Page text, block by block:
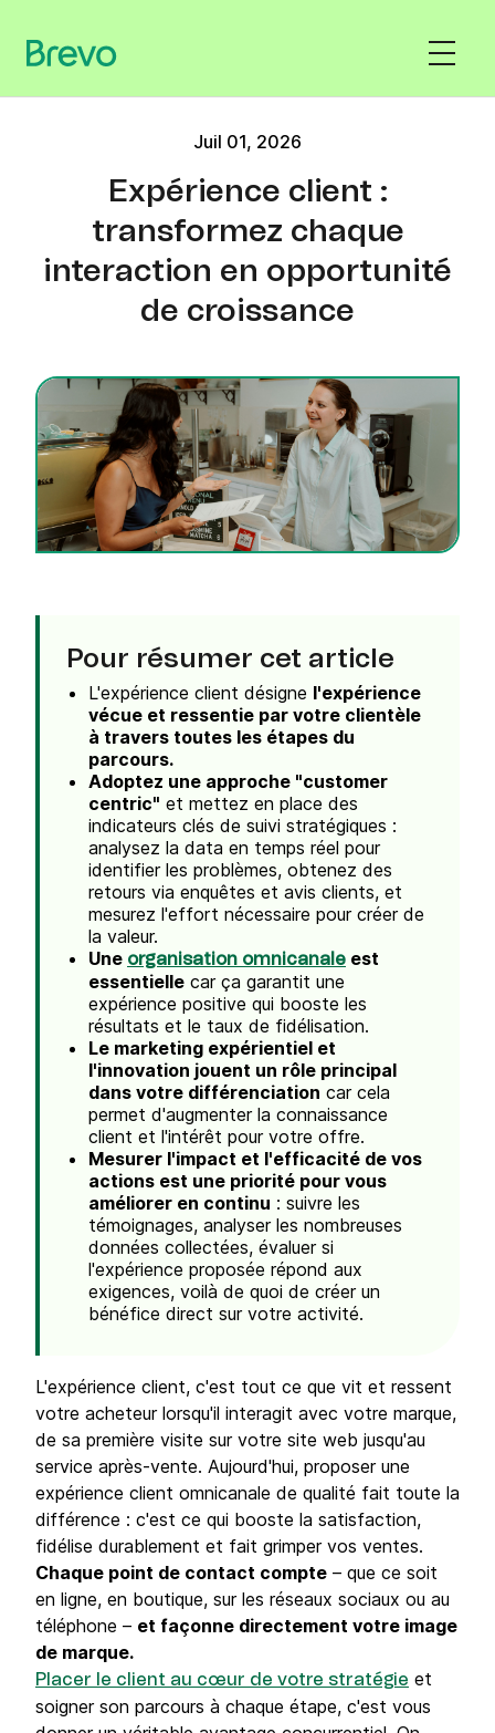
Juil 01, 2026
Expérience client :
transformez chaque
interaction en opportunité
de croissance
Pour résumer cet article
L'expérience client désigne l'expérience
vécue et ressentie par votre clientèle
à travers toutes les étapes du
parcours.
Adoptez une approche "customer
centric" et mettez en place des
indicateurs clés de suivi stratégiques :
analysez la data en temps réel pour
identifier les problèmes, obtenez des
retours via enquêtes et avis clients, et
mesurez l'effort nécessaire pour créer de
la valeur.
Une organisation omnicanale est
essentielle car ça garantit une
expérience positive qui booste les
résultats et le taux de fidélisation.
Le marketing expérientiel et
l'innovation jouent un rôle principal
dans votre différenciation car cela
permet d'augmenter la connaissance
client et l'intérêt pour votre offre.
Mesurer l'impact et l'efficacité de vos
actions est une priorité pour vous
améliorer en continu : suivre les
témoignages, analyser les nombreuses
données collectées, évaluer si
l'expérience proposée répond aux
exigences, voilà de quoi de créer un
bénéfice direct sur votre activité.
L'expérience client, c'est tout ce que vit et ressent
votre acheteur lorsqu'il interagit avec votre marque,
de sa première visite sur votre site web jusqu'au
service après-vente. Aujourd'hui, proposer une
expérience client omnicanale de qualité fait toute la
différence : c'est ce qui booste la satisfaction,
fidélise durablement et fait grimper vos ventes.
Chaque point de contact compte – que ce soit
en ligne, en boutique, sur les réseaux sociaux ou au
téléphone – et façonne directement votre image
de marque.
Placer le client au cœur de votre stratégie et
soigner son parcours à chaque étape, c'est vous